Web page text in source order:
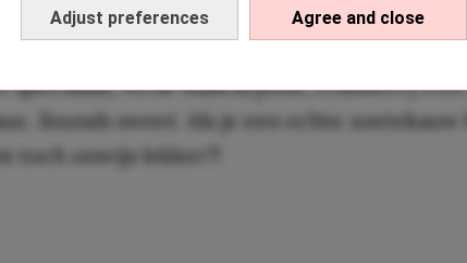
Adjust preferences Agree and close
hebben ze dus eenspecial editionpizza
pizza vind je al de Sint zijn
speculaas, verse mascarpone, cranberry’s en
Sounds sweet
. Als je een echte
toch onwijs lekker?!